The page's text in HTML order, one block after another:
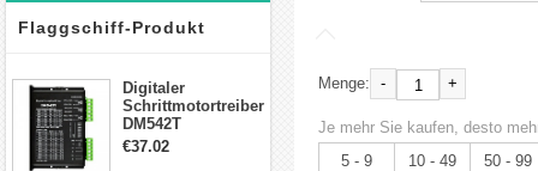
Flaggschiff-Produkt
Digitaler
Schrittmotortreiber
DM542T
Schrittmotor
€37.02
Menge: - +
Je mehr Sie kaufen, desto
5 - 9
10 - 49 50 - 99